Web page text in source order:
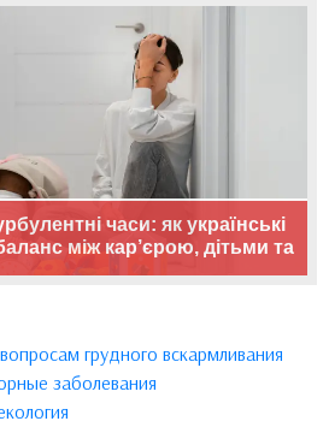
часи: як українські
між кар’єрою, дітьми та
грудного вскармливания
заболевания